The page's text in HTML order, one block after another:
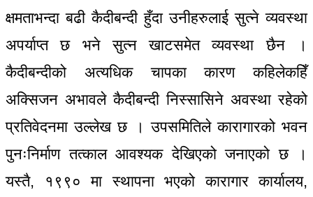
क्षमताभन्दा बढी कैदीबन्दी हुँदा उनीहरुलाई सुत्ने व्यवस्था
अपर्याप्त छ भने सुत्न खाटसमेत व्यवस्था छैन ।
कैदीबन्दीको अत्यधिक चापका कारण कहिलेकहिँ
अक्सिजन अभावले कैदीबन्दी निस्सासिने अवस्था रहेको
प्रतिवेदनमा उल्लेख छ । उपसमितिले कारागारको भवन
पुनःनिर्माण तत्काल आवश्यक देखिएको जनाएको छ ।
यस्तै, १९९० मा स्थापना भएको कारागार कार्यालय,